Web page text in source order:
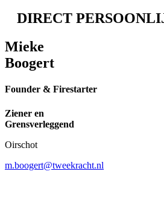
DIRECT
Mieke
Boogert
Founder & Firestarter
Ziener en
Grensverleggend
Oirschot
m.boogert@tweekracht.nl